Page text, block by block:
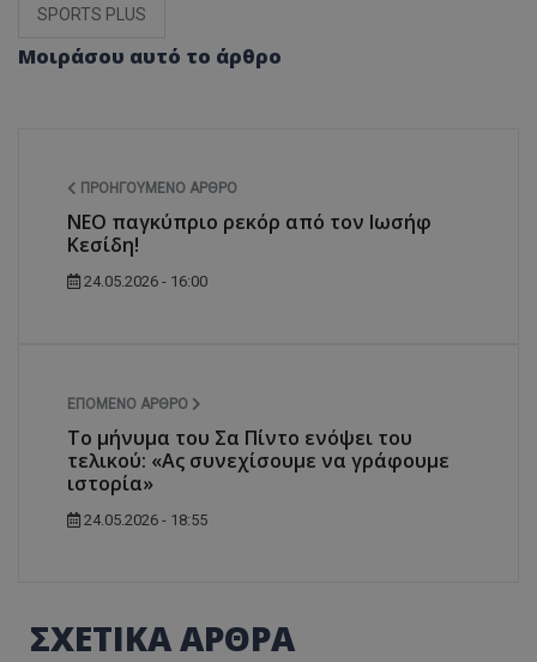
SPORTS PLUS
Μοιράσου αυτό το άρθρο
ΠΡΟΗΓΟΎΜΕΝΟ ΆΡΘΡΟ
ΝΕΟ παγκύπριο ρεκόρ από τον Ιωσήφ
Κεσίδη!
24.05.2026 - 16:00
ΕΠΌΜΕΝΟ ΆΡΘΡΟ
Το μήνυμα του Σα Πίντο ενόψει του
τελικού: «Ας συνεχίσουμε να γράφουμε
ιστορία»
24.05.2026 - 18:55
ΣΧΕΤΙΚΑ ΑΡΘΡΑ